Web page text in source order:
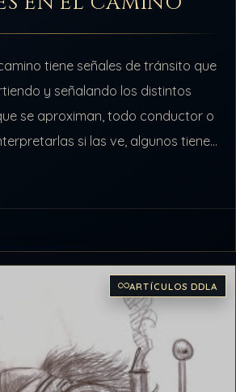
tiene señales de tránsito que
y señalando los distintos
se aproximan, todo conductor o
si las ve, algunos tienen
ARTÍCULOS DDLA